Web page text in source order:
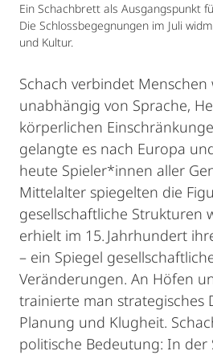
Ein Schachbrett als Ausgangspunkt
Die Schlossbegegnungen im Juli
und Kultur.
Schach verbindet Menschen
unabhängig von Sprache,
körperlichen
gelangte es nach Europa
heute Spieler*innen aller
Mittelalter spiegelten die
gesellschaftliche Strukturen
erhielt im 15. Jahrhundert
– ein Spiegel
Veränderungen. An Höfen
trainierte man strategisches
Planung und Klugheit.
politische Bedeutung: In der